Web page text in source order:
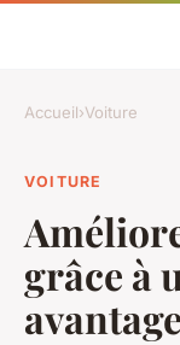
Accueil›Voiture
VOITURE
grâce à